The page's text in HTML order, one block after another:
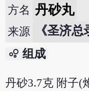
方名 丹砂丸
来源 《圣济
bubble_chart 组成
丹砂3.7克 附子(